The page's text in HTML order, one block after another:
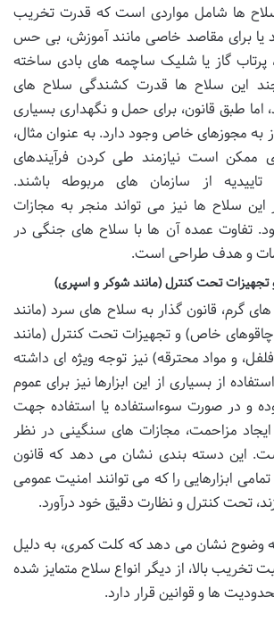
ها شامل مواردی است که قدرت تخریب
یا برای مقاصد خاصی مانند آموزش، بی حس
پرتاب گاز یا شلیک ساچمه های بادی ساخته
این سلاح ها قدرت کشندگی سلاح های
اما طبق قانون، برای حمل و نگهداری بسیاری
به مجوزهای خاص وجود دارد. به عنوان مثال،
ممکن است نیازمند طی کردن فرآیندهای
از سازمان های مربوطه باشند.
این سلاح ها نیز می تواند منجر به مجازات
تفاوت عمده آن ها با سلاح های جنگی در
و هدف طراحی است.
تحت کنترل (مانند شوکر و اسپری)
گرم، قانون گذار به سلاح های سرد (مانند
خاص) و تجهیزات تحت کنترل (مانند
و مواد محترقه) نیز توجه ویژه ای داشته
از بسیاری از این ابزارها نیز برای عموم
و در صورت سوءاستفاده یا استفاده جهت
مزاحمت، مجازات های سنگینی در نظر
این دسته بندی نشان می دهد که قانون
ابزارهایی را که می توانند امنیت عمومی
تحت کنترل و نظارت دقیق خود درآورد.
وضوح نشان می دهد که کلت کمری، به دلیل
تخریب بالا، از دیگر انواع سلاح متمایز شده
ها و قوانین قرار دارد.